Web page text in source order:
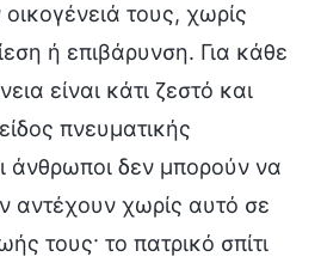
οικογένειά τους, χωρίς
ή επιβάρυνση. Για κάθε
είναι κάτι ζεστό και
πνευματικής
άνθρωποι δεν μπορούν να
αντέχουν χωρίς αυτό σε
τους· το πατρικό σπίτι